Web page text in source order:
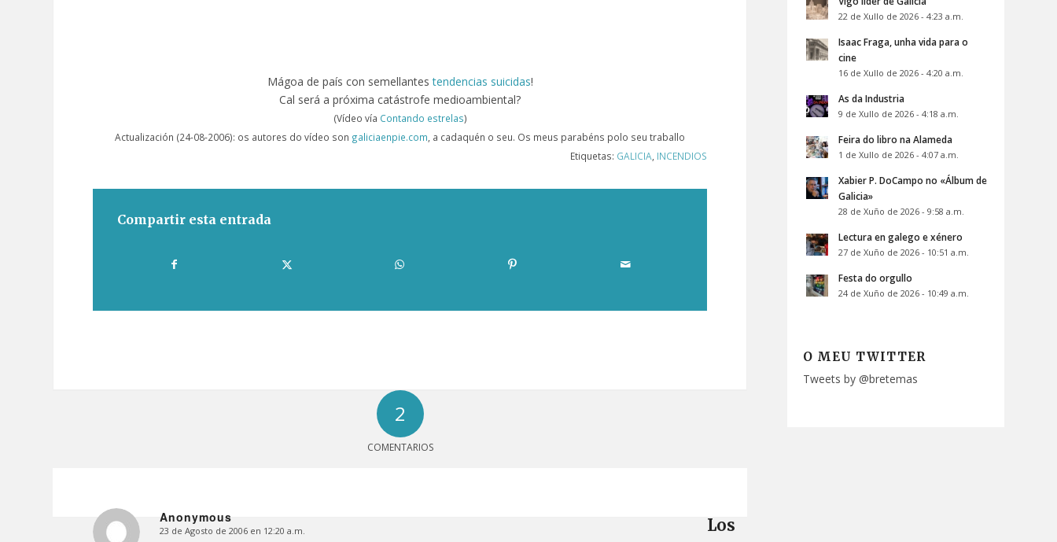
Mágoa de país con semellantestendencias suicidas!
Cal será a próxima catástrofe medioambiental?
(Vídeo vía Contando estrelas)
Actualización (24-08-2006): os autores do vídeo son galiciaenpie.com , a cadaquén o seu. Os meus parabéns polo seu traballo
Etiquetas: GALICIA INCENDIOS
Compartir esta entrada
2
COMENTARIOS
Anonymous
Dice:
23 de Agosto de 2006 en 12:20 a.m. Los
22 de Xullo de 2026 - 4:23 a.m.
Isaac Fraga, unha vida para o
cine
16 de Xullo de 2026 - 4:20 a.m.
As da Industria
9 de Xullo de 2026 - 4:18 a.m.
Feira do libro na Alameda
1 de Xullo de 2026 - 4:07 a.m.
Xabier P. DoCampo no «Álbum de
Galicia»
28 de Xuño de 2026 - 9:58 a.m.
Lectura en galego e xénero
27 de Xuño de 2026 - 10:51 a.m.
Festa do orgullo
24 de Xuño de 2026 - 10:49 a.m.
O MEU TWITTER
Tweets by @bretemas